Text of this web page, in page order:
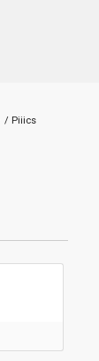
/ Piiics